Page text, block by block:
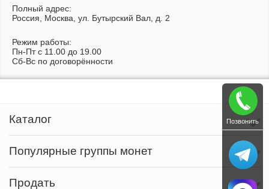
Полный адрес:
Россия, Москва, ул. Бутырский Вал, д. 2
Режим работы:
Пн-Пт c 11.00 до 19.00
Сб-Вс по договорённости
Каталог
Популярные группы монет
Продать
Позвонить